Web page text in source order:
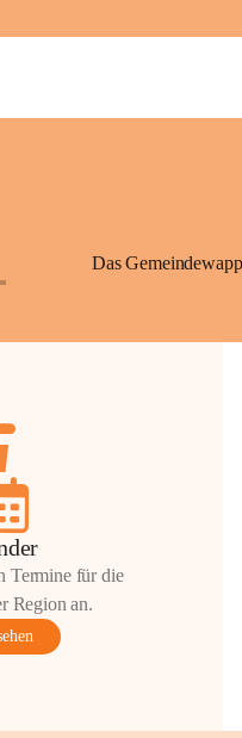
danken wir allen Bürgerinnen
unserer Heimat
+2
Das
Termine für die
Region an.